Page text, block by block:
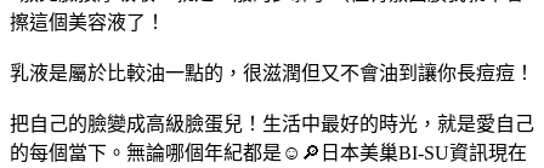
擦這個美容液了！
乳液是屬於比較油一點的，很滋潤但又不會油到讓你長痘痘！
把自己的臉變成高級臉蛋兒！生活中最好的時光，就是愛自己
的每個當下。無論哪個年紀都是☺️🔎日本美巢BI-SU資訊現在